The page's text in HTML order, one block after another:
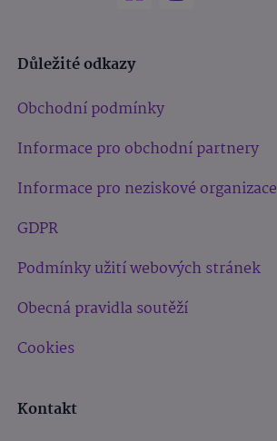
Důležité odkazy
Obchodní podmínky
Informace pro obchodní partnery
Informace pro neziskové organizace
GDPR
Podmínky užití webových stránek
Obecná pravidla soutěží
Cookies
Kontakt